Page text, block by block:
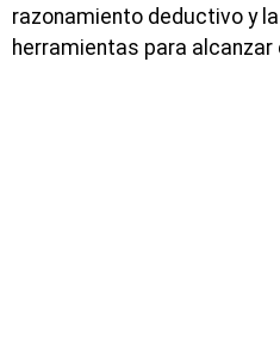
razonamiento deductivo y
herramientas para